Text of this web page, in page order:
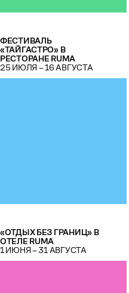
ФЕСТИВАЛЬ
«ТАЙГАСТРО» В
РЕСТОРАНЕ RUMA
25 ИЮЛЯ – 16 АВГУСТА
«ОТДЫХ БЕЗ ГРАНИЦ» В
ОТЕЛЕ RUMA
1 ИЮНЯ – 31 АВГУСТА